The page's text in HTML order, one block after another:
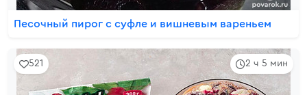
Песочный пирог с суфле и вишневым вареньем
2 ч 5 мин
521